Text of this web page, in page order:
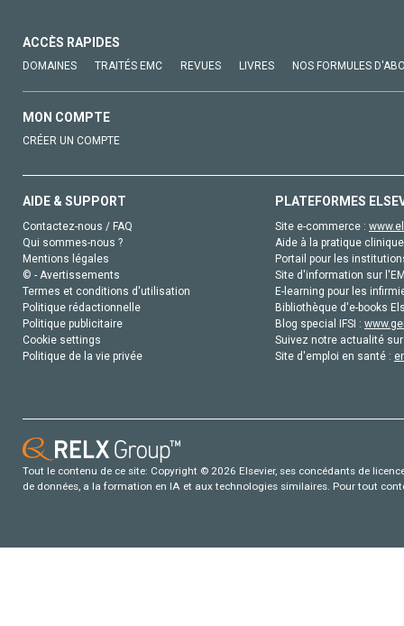
ACCÈS RAPIDES
DOMAINES TRAITÉS EMC REVUES LIVRES NOS FORMULES
MON COMPTE
CRÉER UN COMPTE
AIDE & SUPPORT
Contactez-nous / FAQ
Qui sommes-nous ?
Mentions légales
© - Avertissements
Termes et conditions d'utilisation
Politique rédactionnelle
Politique publicitaire
Cookie settings
Politique de la vie privée
PLATEFORMES
Site e-commerce :
Aide à la pratique
Portail pour les
Site d'information sur
E-learning pour les
Bibliothèque d'e-books
Blog special IFSI :
Suivez notre actualité
Site d'emploi en santé :
Tout le contenu de ce site: Copyright © 2026 Elsevier, ses concédants de
de données, a la formation en IA et aux technologies similaires. Pour tout